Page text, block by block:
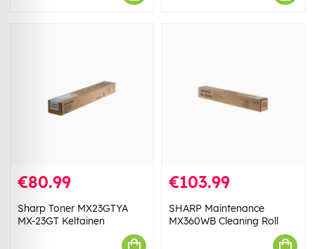
€80.99
Sharp Toner MX23GTYA
MX-23GT Keltainen
€103.99
SHARP Maintenance
MX360WB Cleaning Roll